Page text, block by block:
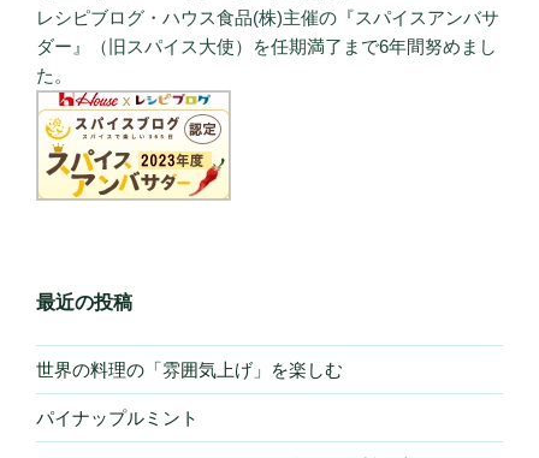
レシピブログ・ハウス食品(株)主催の『スパイスアンバサ
ダー』（旧スパイス大使）を任期満了まで6年間努めまし
た。
最近の投稿
世界の料理の「雰囲気上げ」を楽しむ
パイナップルミント